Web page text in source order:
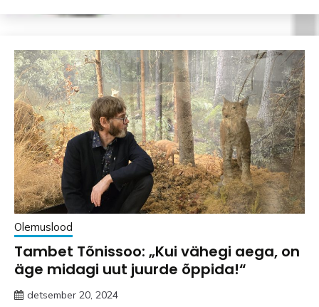
Olemuslood
Tambet Tõnissoo: „Kui vähegi aega, on
äge midagi uut juurde õppida!“
detsember 20, 2024